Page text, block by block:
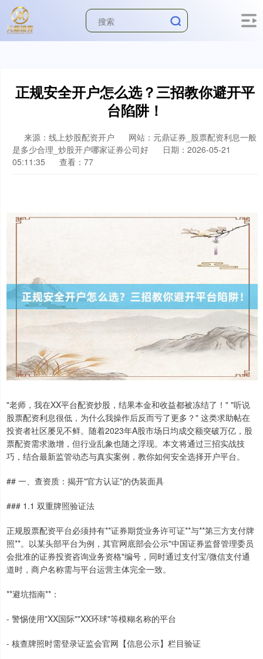
正规安全开户怎么选？三招教你避开平
台陷阱！
来源：线上炒股配资开户
网站：元鼎证券_股票配资利息一般
是多少合理_炒股开户哪家证券公司好
日期：2026-05-21
05:11:35
查看：77
"老师，我在XX平台配资炒股，结果本金和收益都被冻结了！" "听说
股票配资利息很低，为什么我操作后反而亏了更多？" 这类求助帖在
投资者社区屡见不鲜。随着2023年A股市场日均成交额突破万亿，股
票配资需求激增，但行业乱象也随之浮现。本文将通过三招实战技
巧，结合最新监管动态与真实案例，教你如何安全选择开户平台。
## 一、查资质：揭开"官方认证"的伪装面具
### 1.1 双重牌照验证法
正规股票配资平台必须持有**证券期货业务许可证**与**第三方支付牌
照**。以某头部平台为例，其官网底部会公示"中国证券监督管理委员
会批准的证券投资咨询业务资格"编号，同时通过支付宝/微信支付通
道时，商户名称需与平台运营主体完全一致。
**避坑指南**：
- 警惕使用"XX国际""XX环球"等模糊名称的平台
- 核查牌照时需登录证监会官网【信息公示】栏目验证